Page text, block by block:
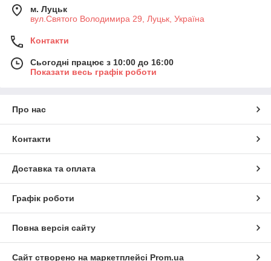
м. Луцьк
вул.Святого Володимира 29, Луцьк, Україна
Контакти
Сьогодні працює з 10:00 до 16:00
Показати весь графік роботи
Про нас
Контакти
Доставка та оплата
Графік роботи
Повна версія сайту
Сайт створено на маркетплейсі Prom.ua